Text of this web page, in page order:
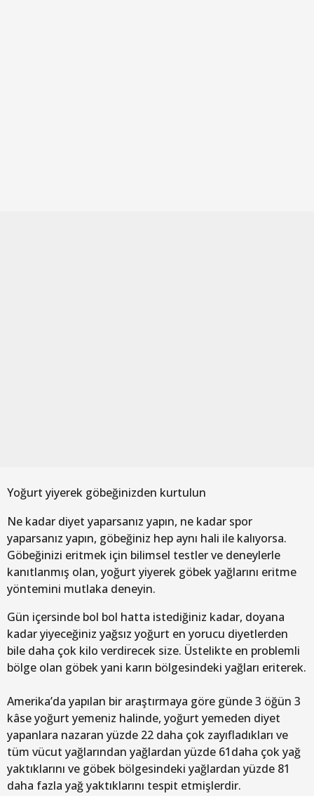
Yoğurt yiyerek göbeğinizden kurtulun
Ne kadar diyet yaparsanız yapın, ne kadar spor
yaparsanız yapın, göbeğiniz hep aynı hali ile kalıyorsa.
Göbeğinizi eritmek için bilimsel testler ve deneylerle
kanıtlanmış olan, yoğurt yiyerek göbek yağlarını eritme
yöntemini mutlaka deneyin.
Gün içersinde bol bol hatta istediğiniz kadar, doyana
kadar yiyeceğiniz yağsız yoğurt en yorucu diyetlerden
bile daha çok kilo verdirecek size. Üstelikte en problemli
bölge olan göbek yani karın bölgesindeki yağları eriterek.
Amerika’da yapılan bir araştırmaya göre günde 3 öğün 3
kâse yoğurt yemeniz halinde, yoğurt yemeden diyet
yapanlara nazaran yüzde 22 daha çok zayıfladıkları ve
tüm vücut yağlarından yağlardan yüzde 61daha çok yağ
yaktıklarını ve göbek bölgesindeki yağlardan yüzde 81
daha fazla yağ yaktıklarını tespit etmişlerdir.